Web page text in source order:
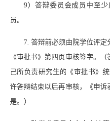
9）答辩委员会成员中至
员。
7. 答辩前必须由院学位评
《审批书》第四页审核签字。
己所负责研究生的《审批书》
许答辩结束以后再审核，《申诉
是。）